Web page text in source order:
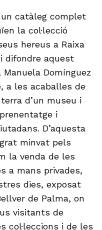
un catàleg complet
la col·lecció
hereus a Raixa
difondre aquest
Domínguez
a les acaballes de
d’un museu i
i
D’aquesta
minvat pels
la venda de les
a mans privades,
dies, exposat
de Palma, on
visitants de
col·leccions i de les